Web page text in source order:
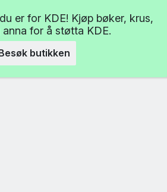
er for KDE! Kjøp bøker, krus,
for å støtta KDE.
butikken